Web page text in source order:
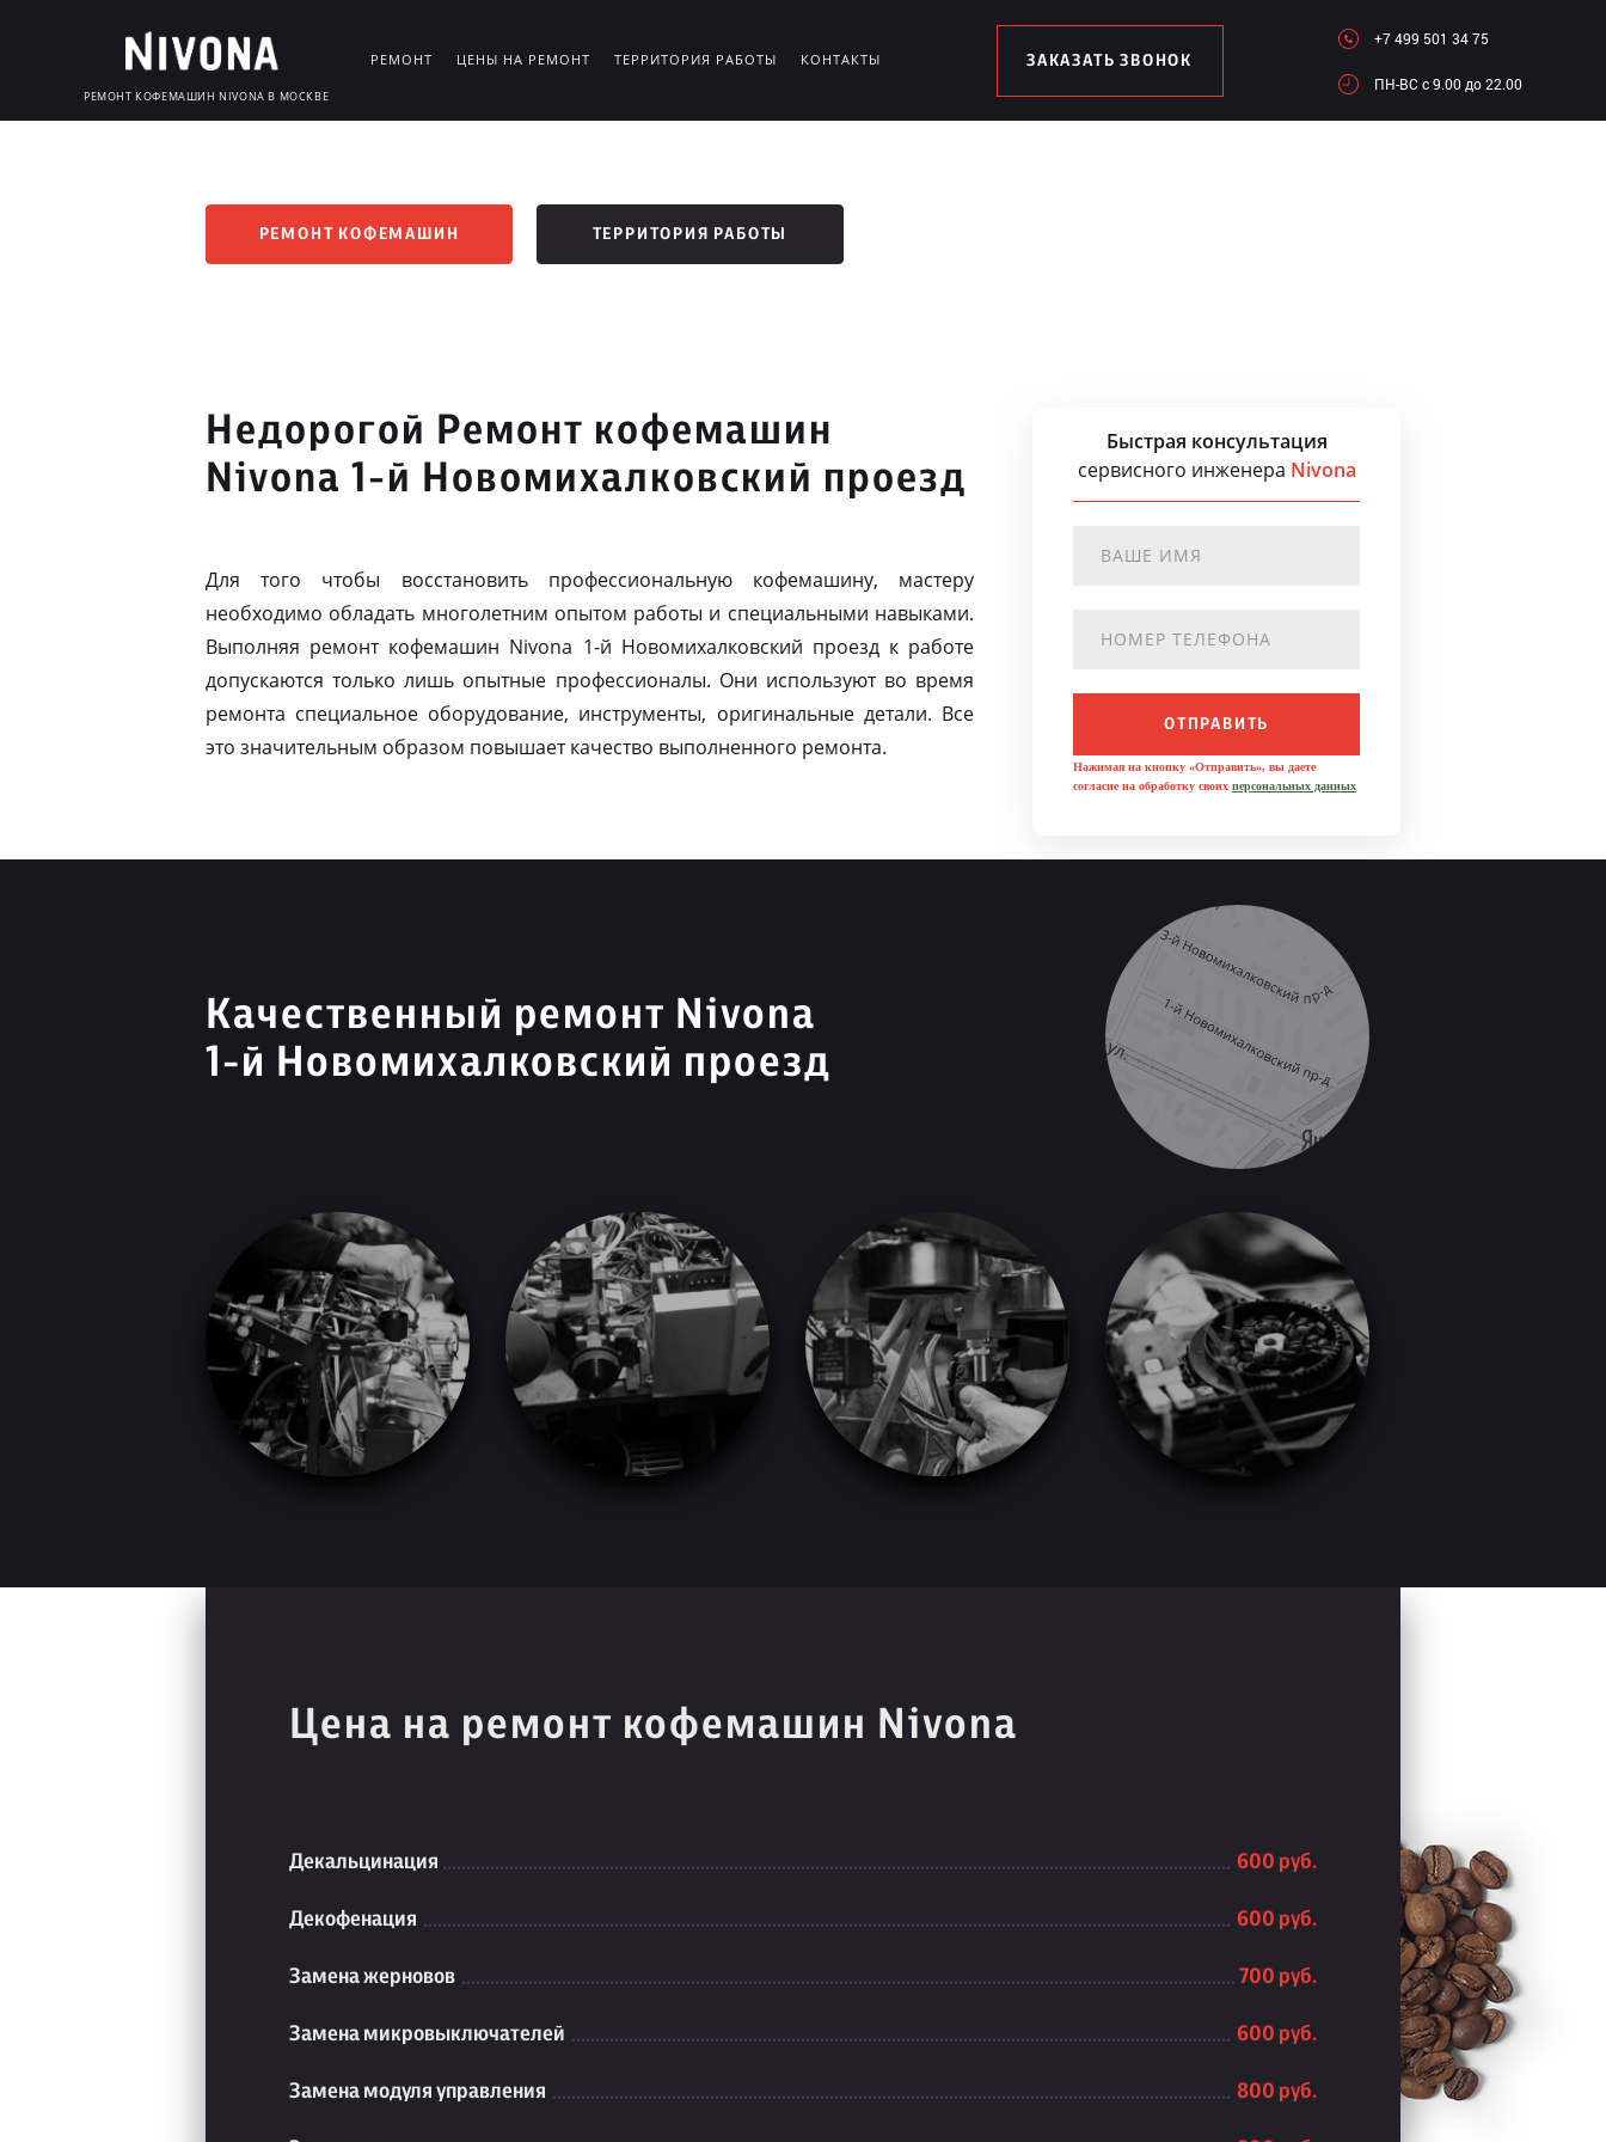
РЕМОНТ КОФЕМАШИН NIVONA В МОСКВЕ
РЕМОНТ ЦЕНЫ НА РЕМОНТ ТЕРРИТОРИЯ РАБОТЫ КОНТАКТЫ ЗАКАЗАТЬ ЗВОНОК
+7 499 501 34 75
ПН-ВC c 9.00 до 22.00
РЕМОНТ КОФЕМАШИН ТЕРРИТОРИЯ РАБОТЫ
Недорогой Ремонт кофемашин
Nivona 1-й Новомихалковский проезд
Для того чтобы восстановить профессиональную кофемашину, мастеру
необходимо обладать многолетним опытом работы и специальными навыками.
Выполняя ремонт кофемашин Nivona 1-й Новомихалковский проезд к работе
допускаются только лишь опытные профессионалы. Они используют во время
ремонта специальное оборудование, инструменты, оригинальные детали. Все
это значительным образом повышает качество выполненного ремонта.
Быстрая консультация
сервисного инженера Nivona
ОТПРАВИТЬ
Нажимая на кнопку «Отправить», вы даете
согласие на обработку своих персональных данных
Качественный ремонт Nivona
1-й Новомихалковский проезд
Цена на ремонт кофемашин Nivona
Декальцинация 600 руб.
Декофенация 600 руб.
Замена жерновов 700 руб.
Замена микровыключателей 600 руб.
Замена модуля управления 800 руб.